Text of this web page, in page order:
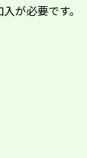
が必要です。